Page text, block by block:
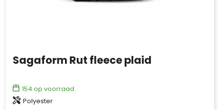
Sagaform Rut fleece plaid
154 op voorraad
Polyester